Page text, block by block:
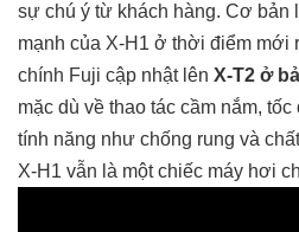
sự chú ý từ khách hàng. Cơ bản
mạnh của X-H1 ở thời điểm mới
chính Fuji cập nhật lên X-T2 ở
mặc dù về thao tác cầm nắm,
tính năng như chống rung và
X-H1 vẫn là một chiếc máy hơi